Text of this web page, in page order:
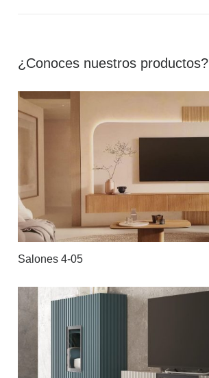
¿Conoces nuestros productos?
Salones 4-05